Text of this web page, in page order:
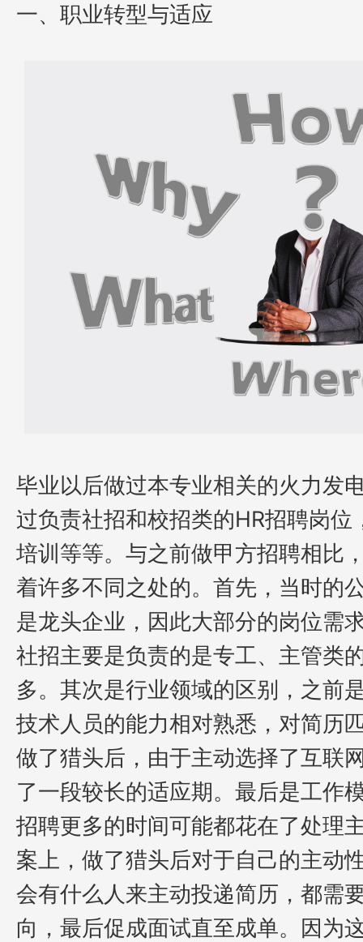
一、职业转型与适应
毕业以后做过本专业相关的火力发
过负责社招和校招类的HR招聘岗位
培训等等。与之前做甲方招聘相比
着许多不同之处的。首先，当时的
是龙头企业，因此大部分的岗位需
社招主要是负责的是专工、主管类
多。其次是行业领域的区别，之前
技术人员的能力相对熟悉，对简历
做了猎头后，由于主动选择了互联
了一段较长的适应期。最后是工作
招聘更多的时间可能都花在了处理
案上，做了猎头后对于自己的主动
会有什么人来主动投递简历，都需
向，最后促成面试直至成单。
因为